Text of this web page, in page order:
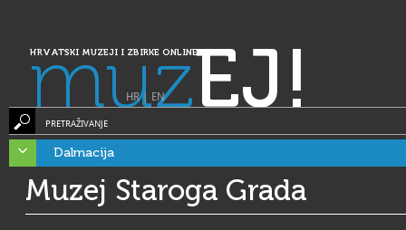
HRVATSKI MUZEJI I ZBIRKE ONLINE
muzEJ!
HR| EN
PRETRAŽIVANJE
Dalmacija
Muzej Staroga Grada